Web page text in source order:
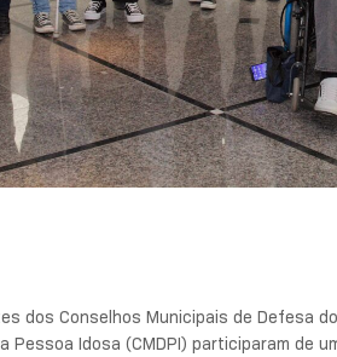
dos Conselhos Municipais de Defesa
Pessoa Idosa (CMDPI) participaram de